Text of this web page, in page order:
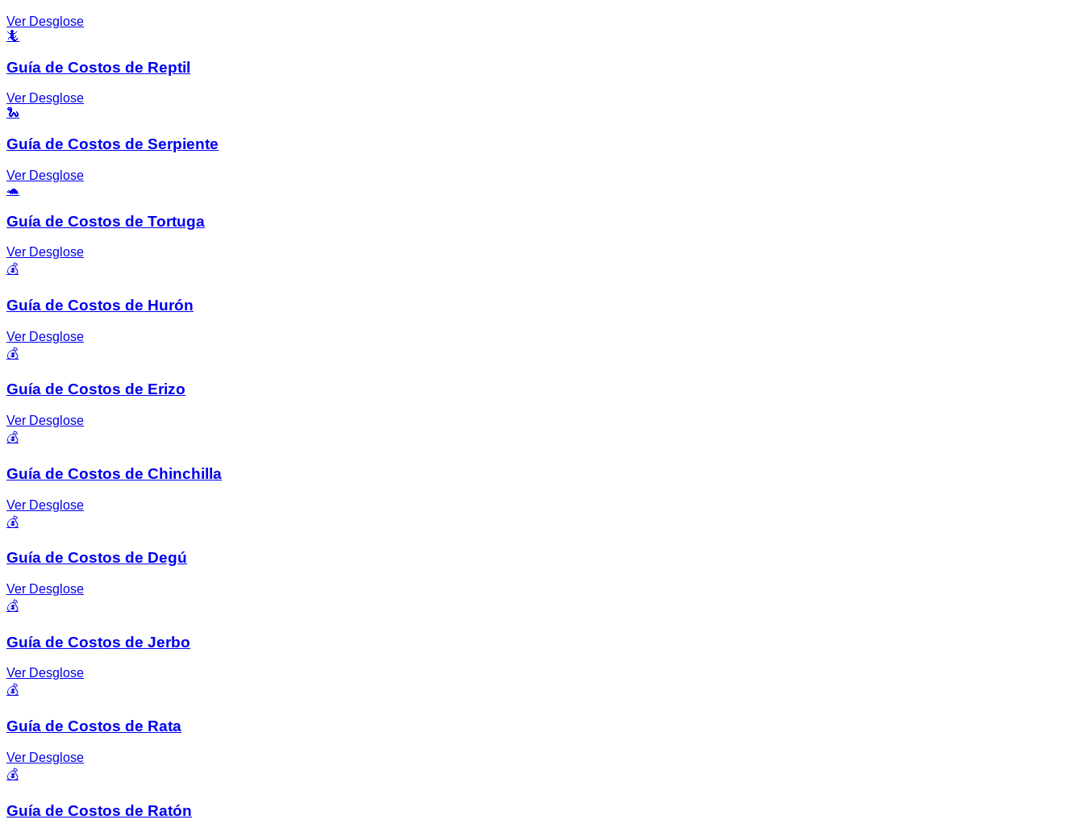
Ver Desglose
🦎
Guía de Costos de Reptil
Ver Desglose
🐍
Guía de Costos de Serpiente
Ver Desglose
🐢
Guía de Costos de Tortuga
Ver Desglose
💰
Guía de Costos de Hurón
Ver Desglose
💰
Guía de Costos de Erizo
Ver Desglose
💰
Guía de Costos de Chinchilla
Ver Desglose
💰
Guía de Costos de Degú
Ver Desglose
💰
Guía de Costos de Jerbo
Ver Desglose
💰
Guía de Costos de Rata
Ver Desglose
💰
Guía de Costos de Ratón